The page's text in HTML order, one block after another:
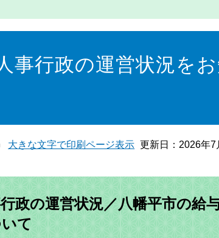
事行政の運営状況をお
大きな文字で印刷ページ表示 更新日：2026年7
政の運営状況／八幡平市の給
て